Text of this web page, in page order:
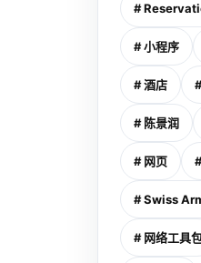
#
# 小程序
# 酒店
# 陈景润
# 网页
# Swiss
# 网络工具包